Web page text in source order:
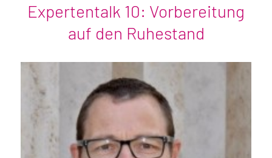
Expertentalk 10: Vorbereitung
auf den Ruhestand